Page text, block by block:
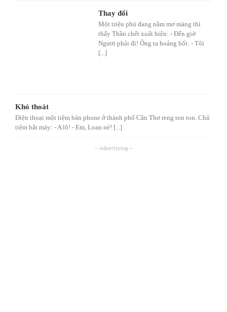
Thay đổi
Một triệu phú đang nằm mơ màng thì
thấy Thần chết xuất hiện: - Đến giờ
Ngươi phải đi! Ông ta hoảng hốt: - Tôi
[...]
Khó thoát
Điện thoại một tiệm bán phone ở thành phố Cần Thơ reng ton ton. Chủ
tiệm bắt máy: - A lô! - Em, Loan nè! [...]